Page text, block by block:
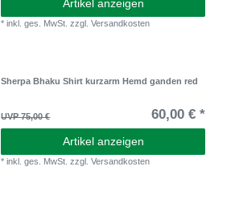
Artikel anzeigen
*inkl. ges. MwSt. zzgl.Versandkosten
Sherpa Bhaku Shirt kurzarm Hemd ganden red
UVP 75,00 € 60,00 € *
Artikel anzeigen
*inkl. ges. MwSt. zzgl.Versandkosten